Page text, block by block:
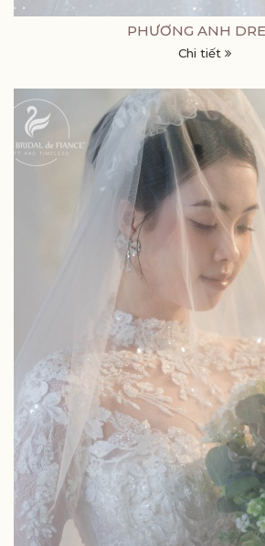
PHƯƠNG ANH
Chi tiết